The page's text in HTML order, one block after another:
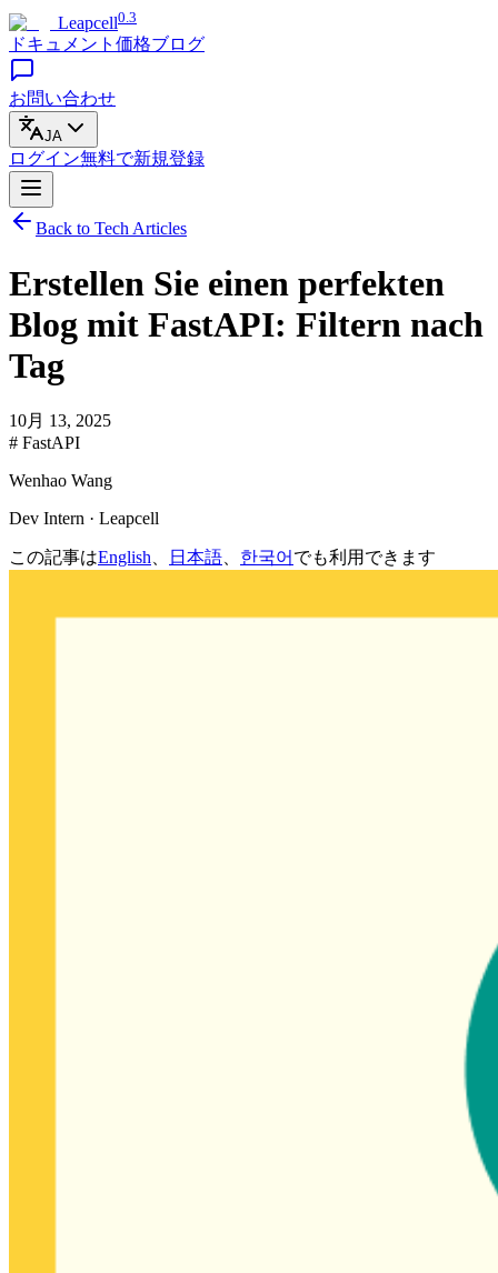
Leapcell0.3
ドキュメント 価格ブログ
お問い合わせ
JA
ログイン無料で新規登録
Back to Tech Articles
Erstellen Sie einen perfekten
Blog mit FastAPI: Filtern nach
Tag
10月 13, 2025
# FastAPI
Wenhao Wang
Dev Intern · Leapcell
この記事はEnglish 日本語 한국어 でも利用できます